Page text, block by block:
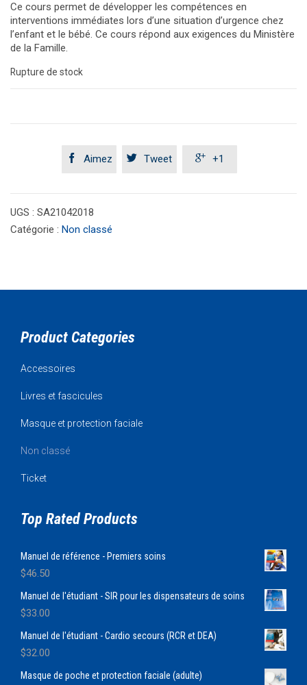
Ce cours permet de développer les compétences en
interventions immédiates lors d’une situation d’urgence chez
l’enfant et le bébé. Ce cours répond aux exigences du Ministère
de la Famille.
Rupture de stock
 Aimez  Tweet  +1
UGS : SA21042018
Catégorie : Non classé
Product Categories
Accessoires
Livres et fascicules
Masque et protection faciale
Non classé
Ticket
Top Rated Products
Manuel de référence - Premiers soins
$46.50
Manuel de l'étudiant - SIR pour les dispensateurs de soins
$33.00
Manuel de l'étudiant - Cardio secours (RCR et DEA)
$32.00
Masque de poche et protection faciale (adulte)